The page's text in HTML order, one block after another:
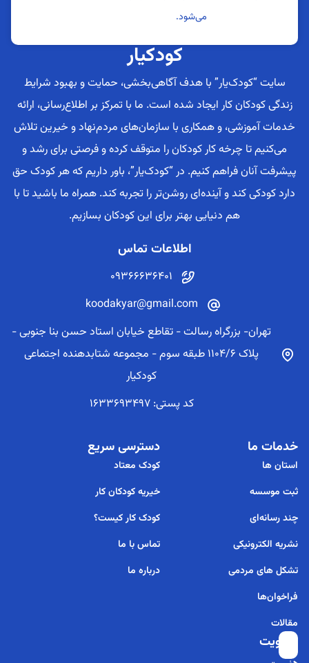
می‌شود.
کودکیار
سایت “کودک‌یار” با هدف آگاهی‌بخشی، حمایت و بهبود شرایط
زندگی کودکان کار ایجاد شده است. ما با تمرکز بر اطلاع‌رسانی، ارائه
خدمات آموزشی، و همکاری با سازمان‌های مردم‌نهاد و خیرین تلاش
می‌کنیم تا چرخه کار کودکان را متوقف کرده و فرصتی برای رشد و
پیشرفت آنان فراهم کنیم. در “کودک‌یار”، باور داریم که هر کودک حق
دارد کودکی کند و آینده‌ای روشن‌تر را تجربه کند. همراه ما باشید تا با
هم دنیایی بهتر برای این کودکان بسازیم.
اطلاعات تماس
09366636401
koodakyar@gmail.com
تهران- بزرگراه رسالت - تقاطع خیابان استاد حسن بنا جنوبی -
پلاک 1104/6 طبقه سوم - مجموعه شتابدهنده اجتماعی
کودکیار
کد پستی: 1633693497
خدمات ما
استان ها
ثبت موسسه
چند رسانه‌ای
نشریه الکترونیکی
تشکل های مردمی
فراخوان‌ها
مقالات
دسترسی سریع
کودک معتاد
خیریه کودکان کار
کودک کار کیست؟
تماس با ما
درباره ما
عضویت
برای